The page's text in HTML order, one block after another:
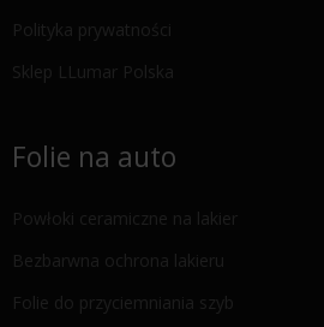
Polityka prywatności
Sklep LLumar Polska
Folie na auto
Powłoki ceramiczne na lakier
Bezbarwna ochrona lakieru
Folie do przyciemniania szyb